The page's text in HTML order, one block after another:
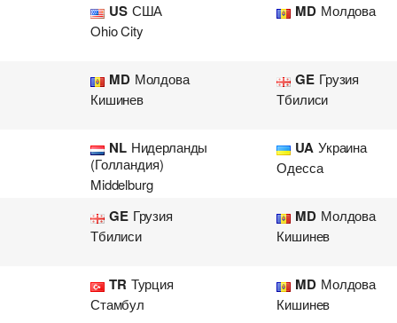
US США
Ohio City
MD Молдова
MD Молдова
Кишинев
GE Грузия
Тбилиси
NL Нидерланды
(Голландия)
Middelburg
UA Украина
Одесса
GE Грузия
Тбилиси
MD Молдова
Кишинев
TR Турция
Стамбул
MD Молдова
Кишинев